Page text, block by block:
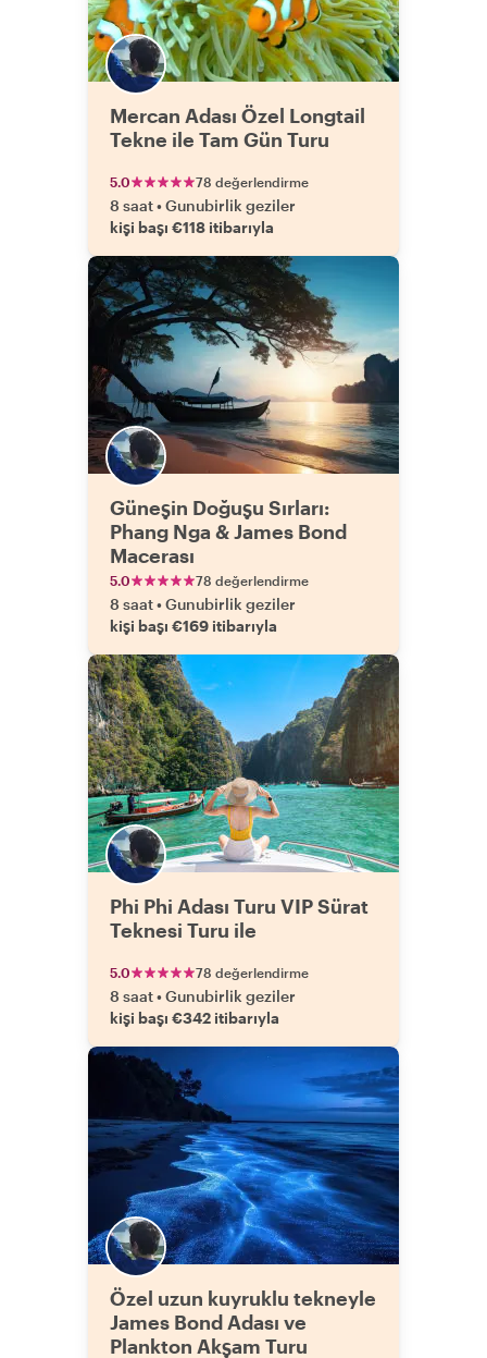
Mercan Adası Özel Longtail
Tekne ile Tam Gün Turu
5.0 78 değerlendirme
8 saat•Gunubirlik geziler
kişi başı €118 itibarıyla
Güneşin Doğuşu Sırları:
Phang Nga & James Bond
Macerası
5.0 78 değerlendirme
8 saat•Gunubirlik geziler
kişi başı €169 itibarıyla
Phi Phi Adası Turu​ VIP Sürat
Teknesi Turu ile
5.0 78 değerlendirme
8 saat•Gunubirlik geziler
kişi başı €342 itibarıyla
Özel uzun kuyruklu tekneyle
James Bond Adası ve
Plankton Akşam Turu